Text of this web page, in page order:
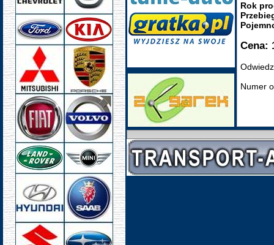
Rok
Cena:
Numer